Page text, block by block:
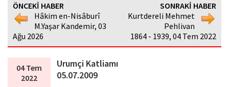
ÖNCEKİ HABER
Hâkim en-Nisâburî
M.Yaşar Kandemir, 03
Ağu 2026
SONRAKİ HABER
Kurtdereli Mehmet
Pehlivan
1864 - 1939, 04 Tem 2022
04 Tem
2022
Urumçi Katliamı
05.07.2009